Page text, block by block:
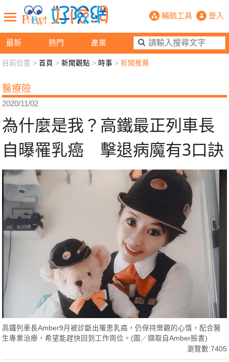
最新 熱門 產業
為什麼是我？高鐵最正列車長自
輔銷工具 登入
新聞觀點 業務交流 好險懂生活
退休先準備 好險學堂 輔銷工具 活動專區
目前位置 >首頁 >新聞觀點 > 時事 >新聞推薦
醫療險
2020/11/02
為什麼是我？高鐵最正列車長
自曝罹乳癌 擊退病魔有3口訣
高鐵列車長Amber9月被診斷出罹患乳癌，仍保持樂觀的心情，配合醫
生專業治療，希望能趕快回到工作崗位。(圖／擷取自Amber臉書)
瀏覽數:7405